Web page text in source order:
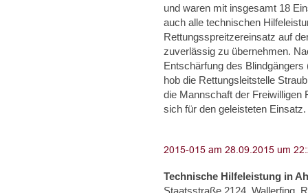
und waren mit insgesamt 18
auch alle technischen
Rettungsspreitzereinsatz auf
zuverlässig zu übernehmen.
Entschärfung des
hob die Rettungsleitstelle
die Mannschaft der Freiwilligen
sich für den geleisteten Einsatz.
Technische Hilfeleistung in
Staatsstraße 2124, Wallerfing,